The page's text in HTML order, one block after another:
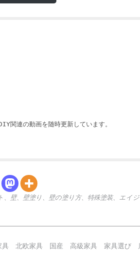
関連の動画を随時更新しています。
壁、壁塗り、壁の塗り方、特殊塗装、エイ
具 北欧家具 国産 高級家具 家具選び